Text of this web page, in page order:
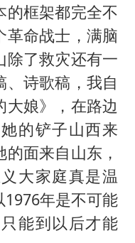
的框架都完全不
革命战士，满脑
除了救灾还有一
诗歌稿，我自
大娘》，在路边
的铲子山西来
面来自山东，
大家庭真是温
年是不可能
能到以后才能